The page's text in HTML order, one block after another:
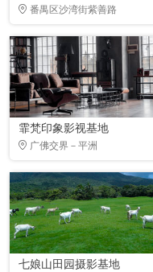
番禺区沙湾街紫善路
霏梵印象影视基地
广佛交界－平洲
七娘山田园摄影基地